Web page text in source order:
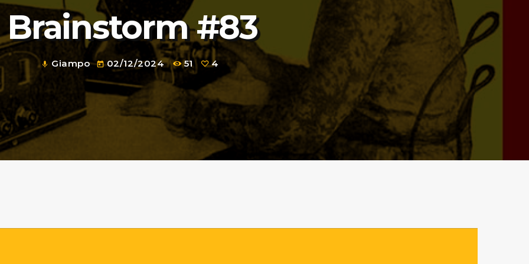
Brainstorm #83
mic Giampo today 02/12/2024 51 4